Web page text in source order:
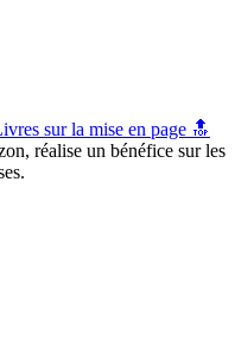
sur la mise en page 🔝
réalise un bénéfice sur les